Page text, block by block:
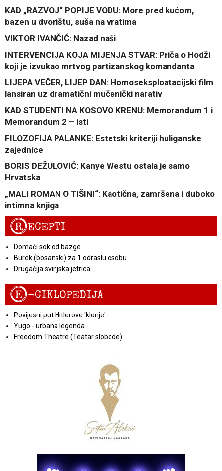
KAD „RAZVOJ“ POPIJE VODU: More pred kućom,
bazen u dvorištu, suša na vratima
VIKTOR IVANČIĆ: Nazad naši
INTERVENCIJA KOJA MIJENJA STVAR: Priča o Hodži
koji je izvukao mrtvog partizanskog komandanta
LIJEPA VEČER, LIJEP DAN: Homoseksploatacijski film
lansiran uz dramatični mučenički narativ
KAD STUDENTI NA KOSOVO KRENU: Memorandum 1 i
Memorandum 2 – isti
FILOZOFIJA PALANKE: Estetski kriteriji huliganske
zajednice
BORIS DEŽULOVIĆ: Kanye Westu ostala je samo
Hrvatska
„MALI ROMAN O TIŠINI“: Kaotična, zamršena i duboko
intimna knjiga
RECEPTI
Domaći sok od bazge
Burek (bosanski) za 1 odraslu osobu
Drugačija svinjska jetrica
E-CIKLOPEDIJA
Povijesni put Hitlerove 'klonje'
Yugo - urbana legenda
Freedom Theatre (Teatar slobode)